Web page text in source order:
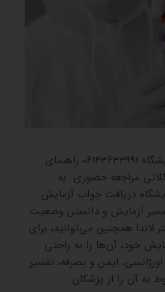
اینترنتی ندارد. شماره تماس آزمایشگاه 06143633991 راهنمای
مراجعه حضوری به
دریافت جواب آزمایش
آزمایش و دانستن وضعیت
لاندا همچنین می‌توانید، برای
خود، آن‌ها را به راحتی
ایمن و بصرفه، تفسیر
به آن را از پزشکان …